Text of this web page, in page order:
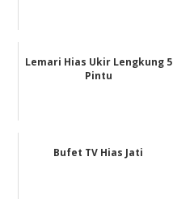
Lemari Hias Ukir Lengkung 5
Pintu
Bufet TV Hias Jati